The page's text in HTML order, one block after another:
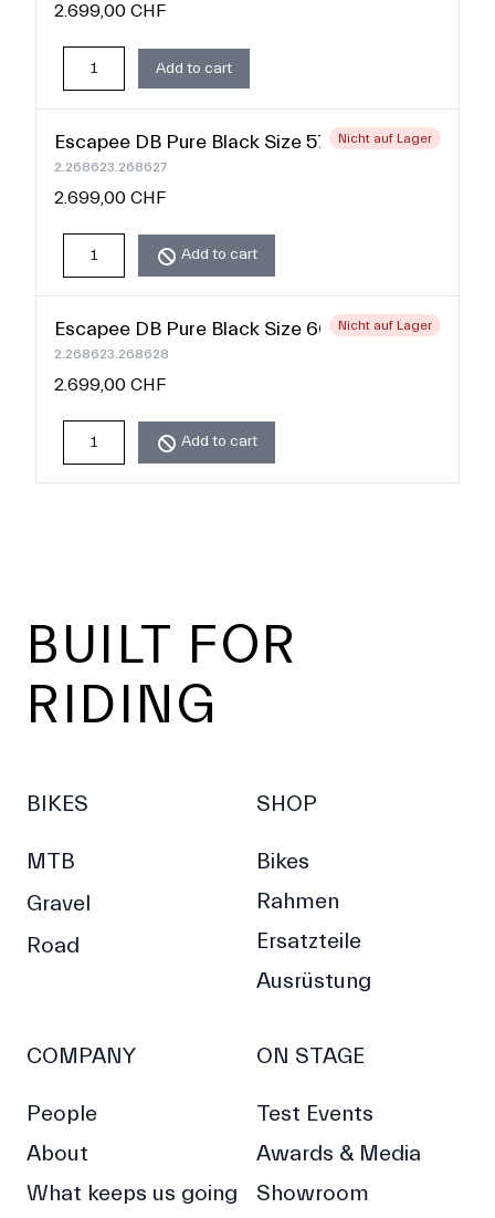
2.699,00 CHF
Add to cart
Escapee DB Pure Black Size 57
2.268623.268627
Nicht auf Lager
2.699,00 CHF
Add to cart
Escapee DB Pure Black Size 60
2.268623.268628
Nicht auf Lager
2.699,00 CHF
Add to cart
BUILT FOR
RIDING
BIKES
MTB
Gravel
Road
SHOP
Bikes
Rahmen
Ersatzteile
Ausrüstung
COMPANY
People
About
What keeps us going
ON STAGE
Test Events
Awards & Media
Showroom